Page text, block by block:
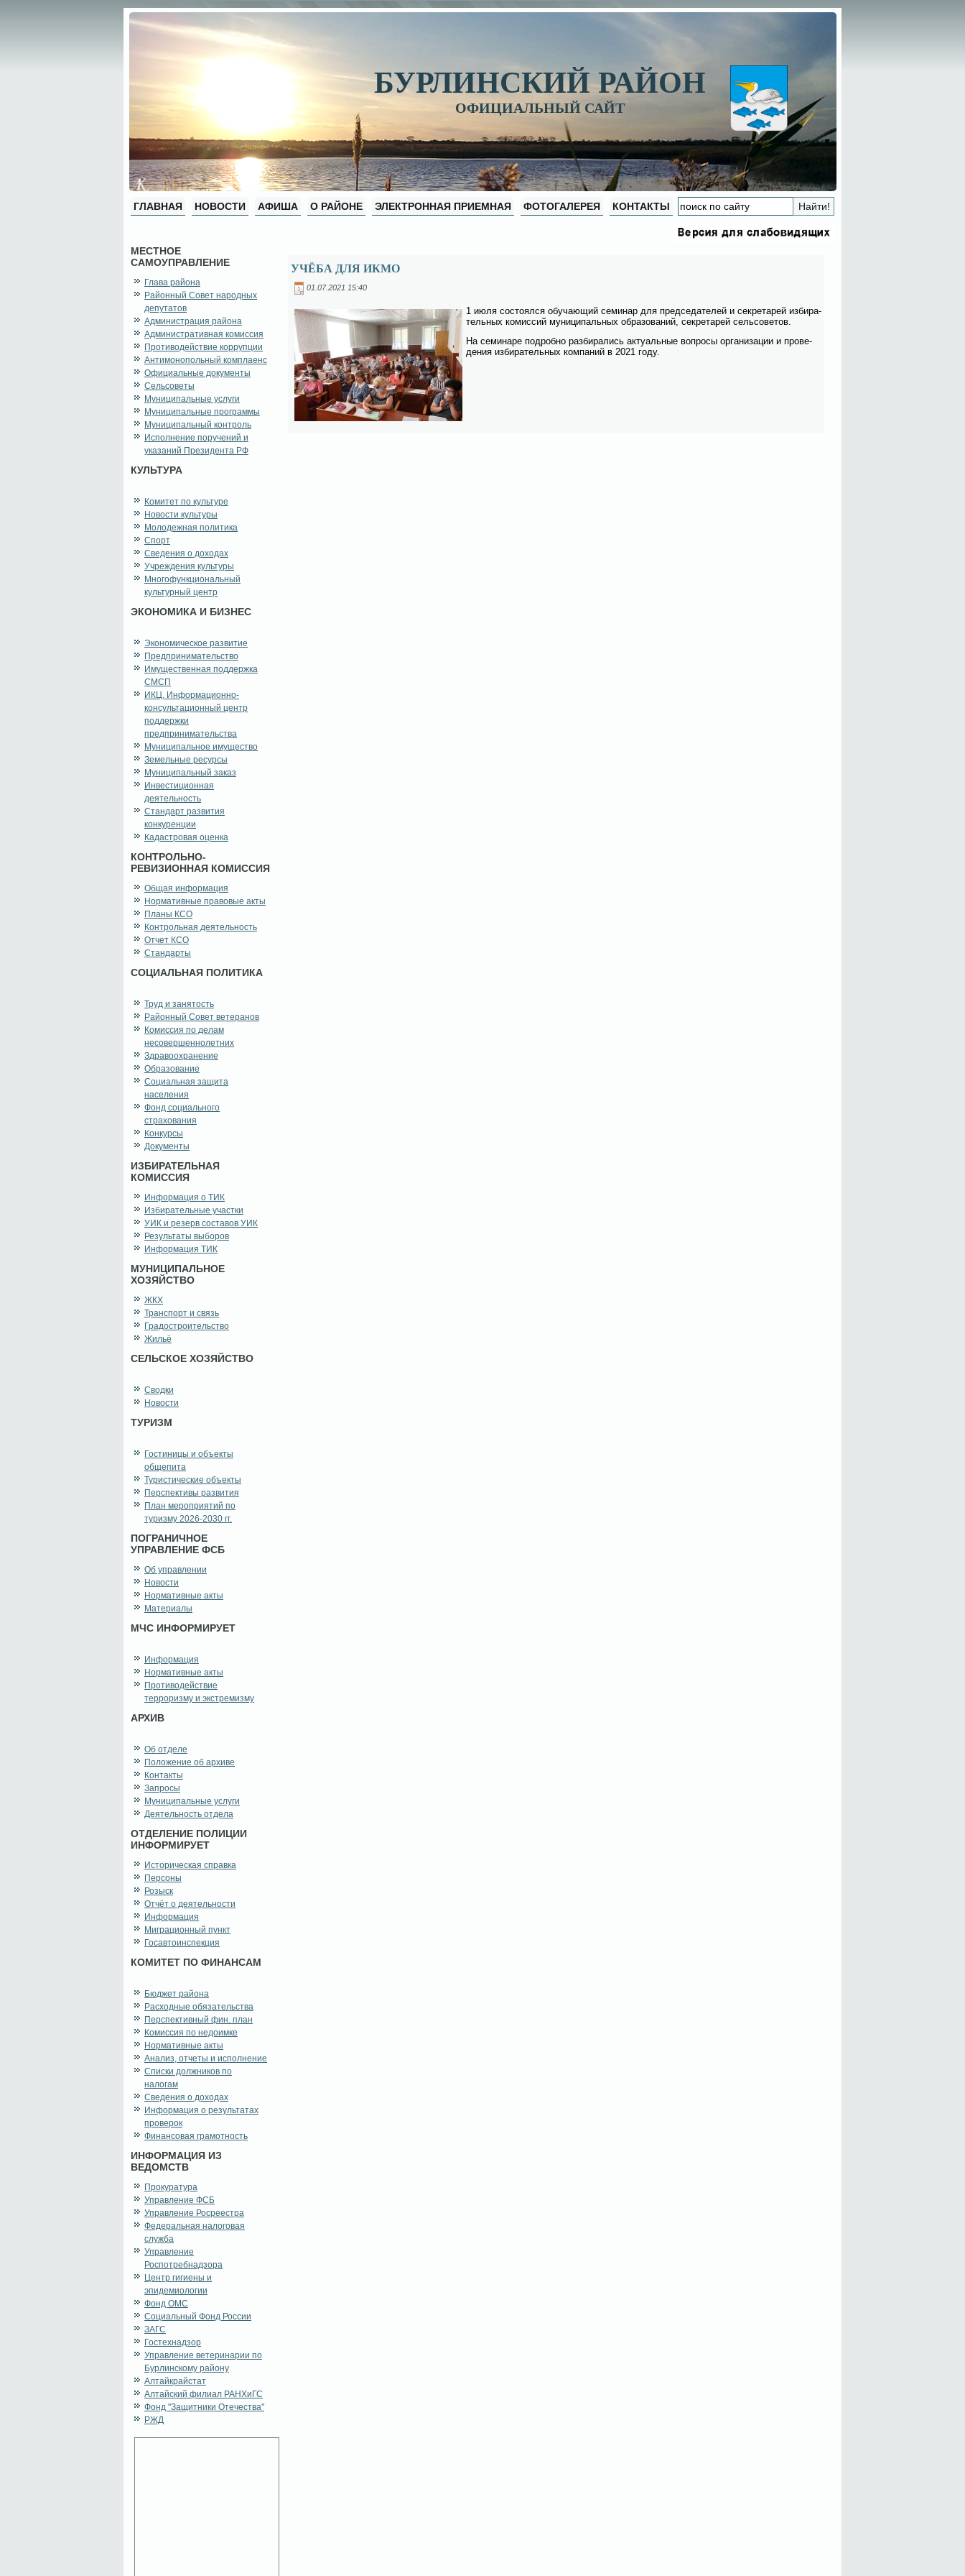
БУРЛИНСКИЙ РАЙОН
ОФИЦИАЛЬНЫЙ САЙТ
ГЛАВНАЯ НОВОСТИ АФИША О РАЙОНЕ ЭЛЕКТРОННАЯ ПРИЕМНАЯ ФОТОГАЛЕРЕЯ КОНТАКТЫ
МЕСТНОЕ
САМОУПРАВЛЕНИЕ
Глава района
Районный Совет народных
депутатов
Администрация района
Административная комиссия
Противодействие коррупции
Антимонопольный комплаенс
Официальные документы
Сельсоветы
Муниципальные услуги
Муниципальные программы
Муниципальный контроль
Исполнение поручений и
указаний Президента РФ
КУЛЬТУРА
Комитет по культуре
Новости культуры
Молодежная политика
Спорт
Сведения о доходах
Учреждения культуры
Многофункциональный
культурный центр
ЭКОНОМИКА И БИЗНЕС
Экономическое развитие
Предпринимательство
Имущественная поддержка
СМСП
ИКЦ. Информационно-
консультационный центр
поддержки
предпринимательства
Муниципальное имущество
Земельные ресурсы
Муниципальный заказ
Инвестиционная
деятельность
Стандарт развития
конкуренции
Кадастровая оценка
КОНТРОЛЬНО-
РЕВИЗИОННАЯ КОМИССИЯ
Общая информация
Нормативные правовые акты
Планы КСО
Контрольная деятельность
Отчет КСО
Стандарты
СОЦИАЛЬНАЯ ПОЛИТИКА
Труд и занятость
Районный Совет ветеранов
Комиссия по делам
несовершеннолетних
Здравоохранение
Образование
Социальная защита
населения
Фонд социального
страхования
Конкурсы
Документы
ИЗБИРАТЕЛЬНАЯ
КОМИССИЯ
Информация о ТИК
Избирательные участки
УИК и резерв составов УИК
Результаты выборов
Информация ТИК
МУНИЦИПАЛЬНОЕ
ХОЗЯЙСТВО
ЖКХ
Транспорт и связь
Градостроительство
Жильё
СЕЛЬСКОЕ ХОЗЯЙСТВО
Сводки
Новости
ТУРИЗМ
Гостиницы и объекты
общепита
Туристические объекты
Перспективы развития
План мероприятий по
туризму 2026-2030 гг.
ПОГРАНИЧНОЕ
УПРАВЛЕНИЕ ФСБ
Об управлении
Новости
Нормативные акты
Материалы
МЧС ИНФОРМИРУЕТ
Информация
Нормативные акты
Противодействие
терроризму и экстремизму
АРХИВ
Об отделе
Положение об архиве
Контакты
Запросы
Муниципальные услуги
Деятельность отдела
ОТДЕЛЕНИЕ ПОЛИЦИИ
ИНФОРМИРУЕТ
Историческая справка
Персоны
Розыск
Отчёт о деятельности
Информация
Миграционный пункт
Госавтоинспекция
КОМИТЕТ ПО ФИНАНСАМ
Бюджет района
Расходные обязательства
Перспективный фин. план
Комиссия по недоимке
Нормативные акты
Анализ, отчеты и исполнение
Списки должников по
налогам
Сведения о доходах
Информация о результатах
проверок
Финансовая грамотность
ИНФОРМАЦИЯ ИЗ
ВЕДОМСТВ
Прокуратура
Управление ФСБ
Управление Росреестра
Федеральная налоговая
служба
Управление
Роспотребнадзора
Центр гигиены и
эпидемиологии
Фонд ОМС
Социальный Фонд России
ЗАГС
Гостехнадзор
Управление ветеринарии по
Бурлинскому району
Алтайкрайстат
Алтайский филиал РАНХиГС
Фонд "Защитники Отечества"
РЖД
УЧЁБА ДЛЯ ИКМО
01.07.2021 15:40
1 июля со­сто­ял­ся обу­ча­ю­щий се­ми­нар для пред­се­да­те­лей и сек­ре­та­рей из­би­ра­
тель­ных ко­мис­сий му­ни­ци­паль­ных об­ра­зо­ва­ний, сек­ре­та­рей сель­со­ве­тов.
На се­ми­на­ре по­дроб­но раз­би­ра­лись ак­ту­аль­ные во­про­сы ор­га­ни­за­ции и про­ве­
де­ния из­би­ра­тель­ных ком­па­ний в 2021 го­ду.